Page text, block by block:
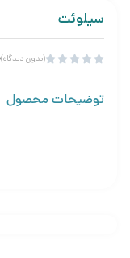
سیلوئت




(بدون دیدگاه)
توضیحات محصول